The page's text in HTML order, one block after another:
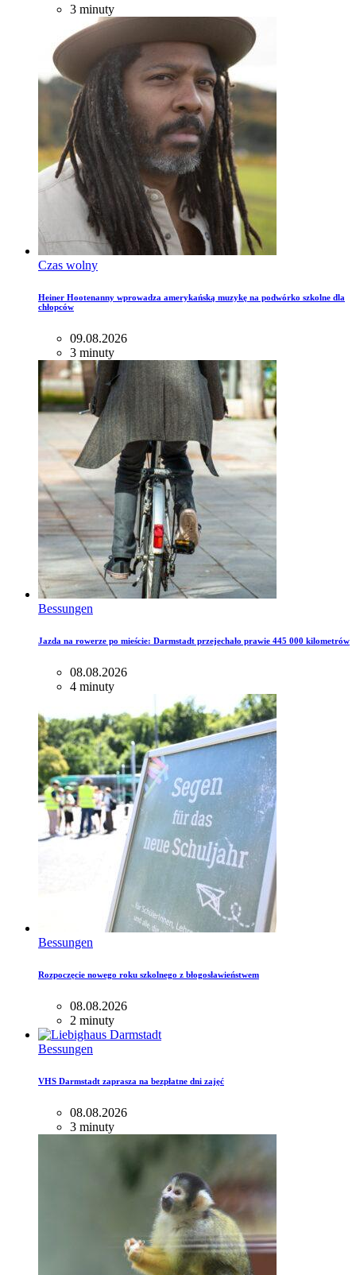
3 minuty
Czas wolny
Heiner Hootenanny wprowadza amerykańską muzykę na podwórko szkolne dla
chłopców
09.08.2026
3 minuty
Bessungen
Jazda na rowerze po mieście: Darmstadt przejechało prawie 445 000 kilometrów
08.08.2026
4 minuty
Bessungen
Rozpoczęcie nowego roku szkolnego z błogosławieństwem
08.08.2026
2 minuty
Bessungen
VHS Darmstadt zaprasza na bezpłatne dni zajęć
08.08.2026
3 minuty